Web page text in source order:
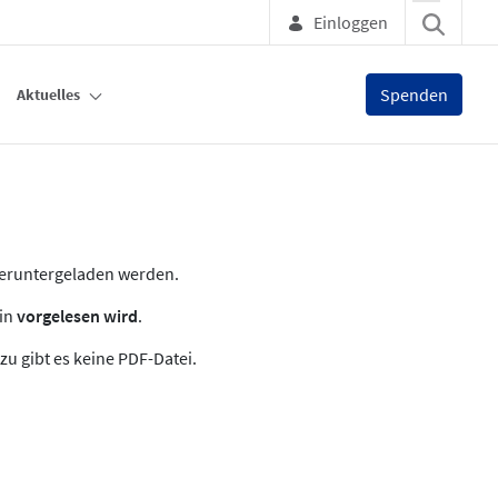
Einloggen
Aktuelles Spenden
werden.
vorgelesen wird.
gibt es keine PDF-Datei.